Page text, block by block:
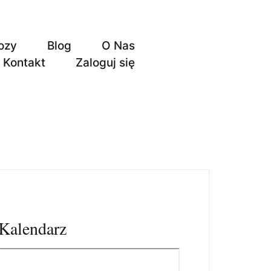
Blog
O Nas
Kontakt
Zaloguj się